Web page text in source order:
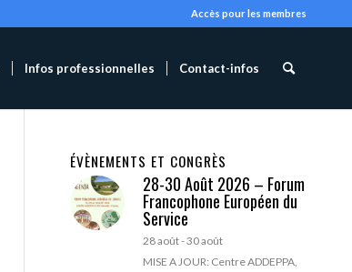
Accès pour les membres
Infos professionnelles Contact-infos
ÉVÈNEMENTS ET CONGRÈS
28-30 Août 2026 – Forum
Francophone Européen du
Service
28 août-30 août
MISE A JOUR: Centre ADDEPPA,